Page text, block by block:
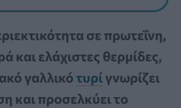
σε πρωτεΐνη,
και ελάχιστες θερμίδες,
γαλλικότυρίγνωρίζει
και προσελκύει το